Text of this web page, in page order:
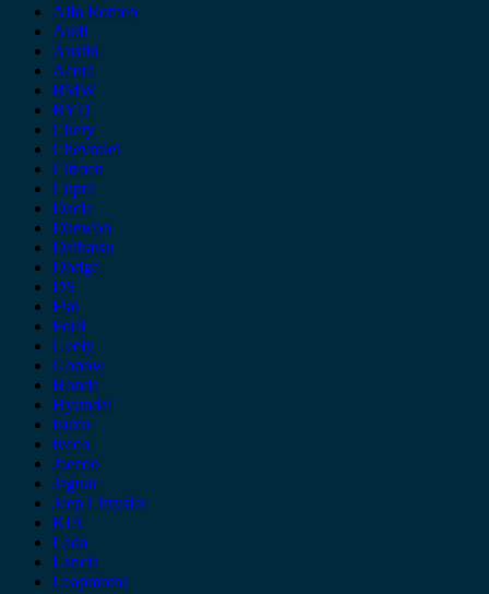
Alfa Romeo
Audi
Austin
Acura
BMW
BYD
Chery
Chevrolet
Citroen
Cupra
Dacia
Daewoo
Daihatsu
Dodge
DS
Fiat
Ford
Geely
Gonow
Honda
Hyundai
Isuzu
iveco
Jaecoo
Jaguar
Jeep Chrysler
KIA
Lada
Lancia
Leapmotor